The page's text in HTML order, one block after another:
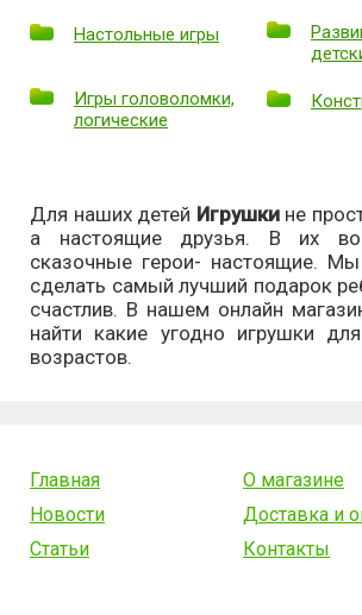
Настольные игры
Игры головоломки,
логические
Для наших детей Игрушкине
а настоящие друзья. В их
сказочные герои- настоящие.
сделать самый лучший подарок
счастлив. В нашем онлайн
найти какие угодно игрушки
возрастов.
Главная
О магазине
Новости
Доставка и
Статьи
Контакты